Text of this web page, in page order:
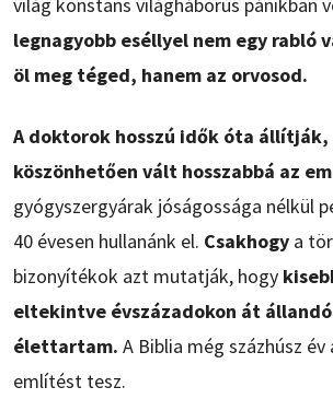
legnagyobb eséllyel nem egy rabló
öl meg téged, hanem az orvosod.
A doktorok hosszú idők óta állítják,
köszönhetően vált hosszabbá az
gyógyszergyárak jóságossága nélkül
40 évesen hullanánk el. Csakhogy a
bizonyítékok azt mutatják, hogy
eltekintve évszázadokon át
élettartam. A Biblia még százhúsz
említést tesz.